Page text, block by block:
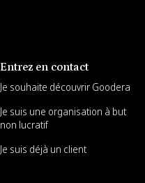
Entrez en contact
Je souhaite découvrir Goodera
Je suis une organisation à but
non lucratif
Je suis déjà un client